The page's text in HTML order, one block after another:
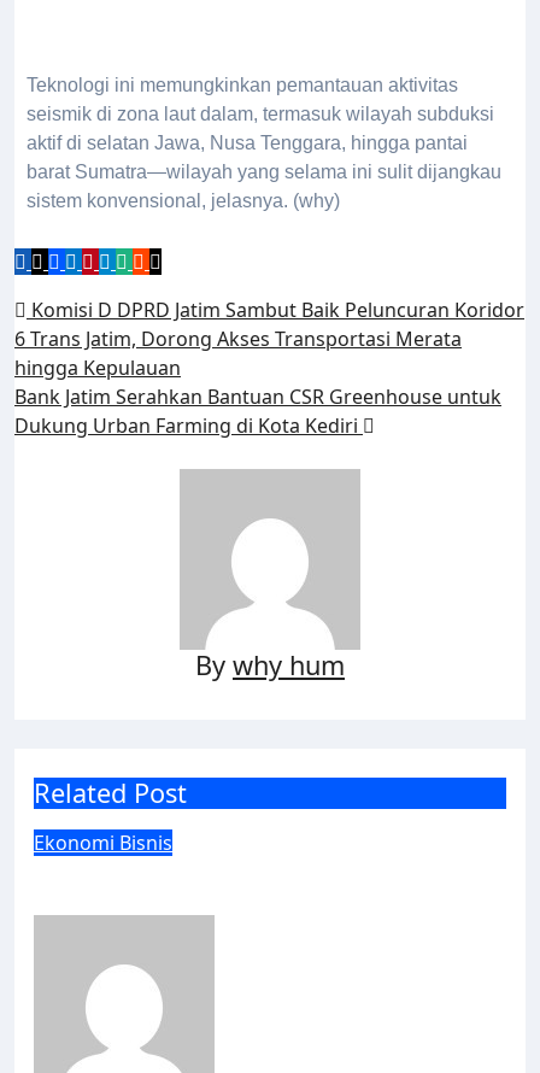
Teknologi ini memungkinkan pemantauan aktivitas
seismik di zona laut dalam, termasuk wilayah subduksi
aktif di selatan Jawa, Nusa Tenggara, hingga pantai
barat Sumatra—wilayah yang selama ini sulit dijangkau
sistem konvensional, jelasnya. (why)
Komisi D DPRD Jatim Sambut Baik Peluncuran Koridor
6 Trans Jatim, Dorong Akses Transportasi Merata
hingga Kepulauan
Bank Jatim Serahkan Bantuan CSR Greenhouse untuk
Dukung Urban Farming di Kota Kediri
By why hum
Related Post
Ekonomi Bisnis